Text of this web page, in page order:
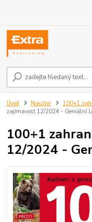
Úvod Naučné 100+1
zajímavost 12/2024 - Geniální
100+1
12/2024 -